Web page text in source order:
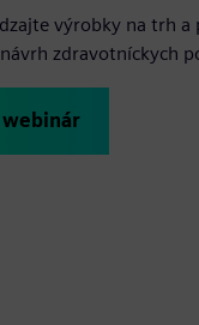
výrobky na trh
zdravotníckych
webinár